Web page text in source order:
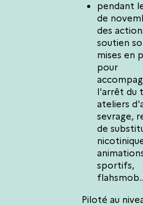
pendant
de
des
soutien
mises en
pour
l'arrêt du
ateliers
sevrage,
de
sportifs,
Piloté au